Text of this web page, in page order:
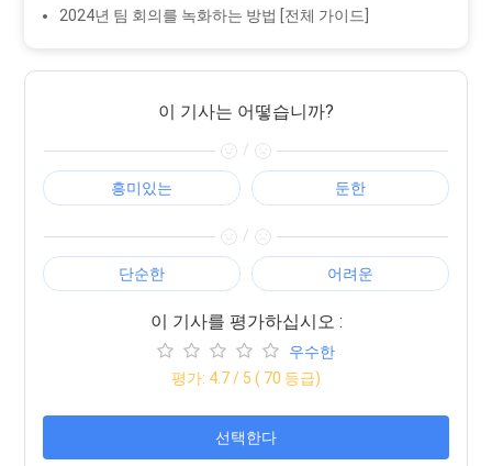
2024년 팀 회의를 녹화하는 방법 [전체 가이드]
이 기사는 어떻습니까?
/
흥미있는 둔한
/
단순한 어려운
이 기사를 평가하십시오 :
우수한
평가: 4.7/ 5 ( 70 등급)
선택한다